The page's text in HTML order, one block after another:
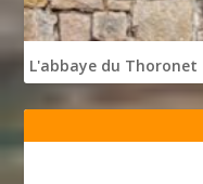
L'abbaye du Thoronet